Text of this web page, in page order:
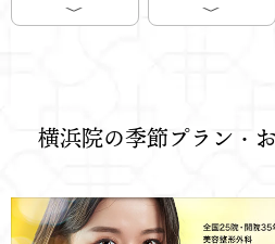
横浜院の季節プラン・